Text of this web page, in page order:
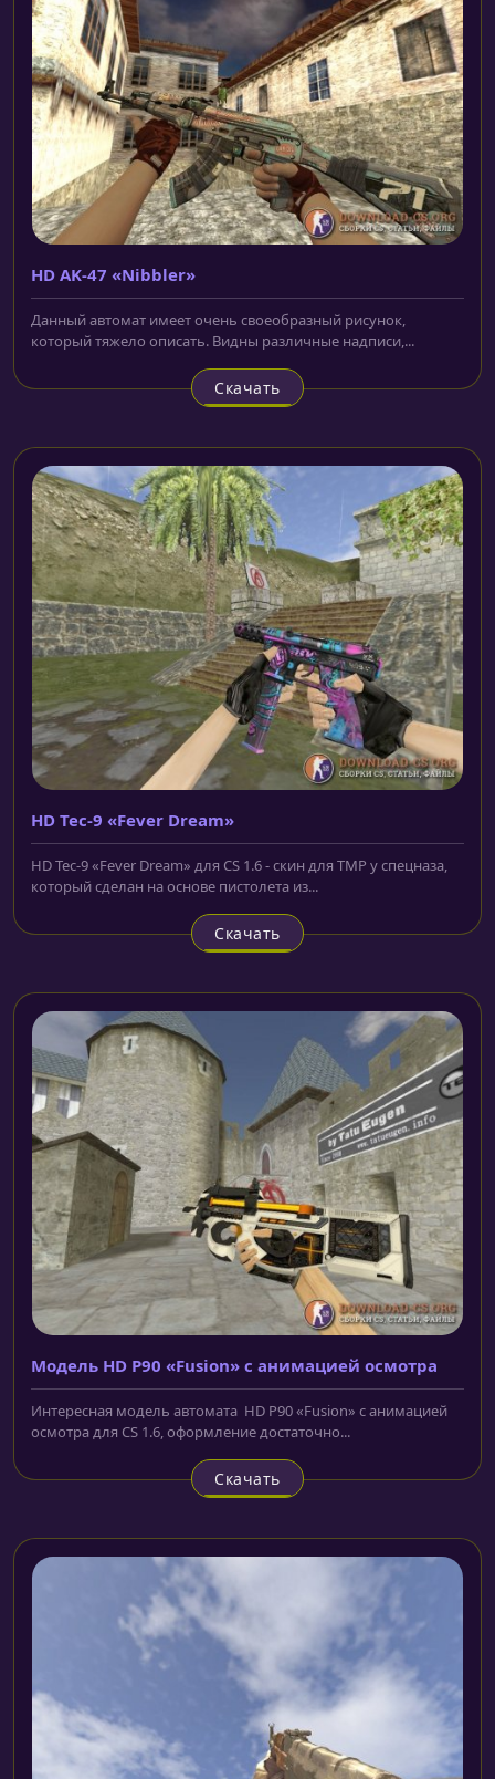
HD AK-47 «Nibbler»
Данный автомат имеет очень своеобразный рисунок,
который тяжело описать. Видны различные надписи,...
Скачать
HD Tec-9 «Fever Dream»
HD Tec-9 «Fever Dream» для CS 1.6 - скин для TMP у спецназа,
который сделан на основе пистолета из...
Скачать
Mодель HD P90 «Fusion» с анимацией осмотра
Интересная модель автомата HD P90 «Fusion» с анимацией
осмотра для CS 1.6, оформление достаточно...
Скачать